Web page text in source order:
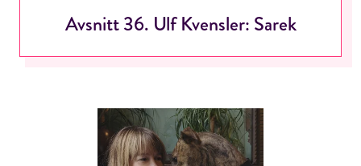
Avsnitt 36. Ulf Kvensler: Sarek